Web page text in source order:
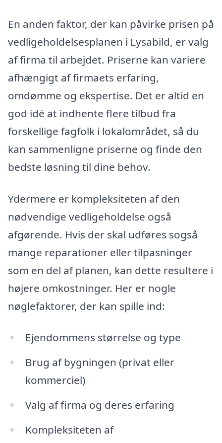
En anden faktor, der kan påvirke prisen på
vedligeholdelsesplanen i Lysabild, er valg
af firma til arbejdet. Priserne kan variere
afhængigt af firmaets erfaring,
omdømme og ekspertise. Det er altid en
god idé at indhente flere tilbud fra
forskellige fagfolk i lokalområdet, så du
kan sammenligne priserne og finde den
bedste løsning til dine behov.
Ydermere er kompleksiteten af den
nødvendige vedligeholdelse også
afgørende. Hvis der skal udføres sogså
mange reparationer eller tilpasninger
som en del af planen, kan dette resultere i
højere omkostninger. Her er nogle
nøglefaktorer, der kan spille ind:
Ejendommens størrelse og type
Brug af bygningen (privat eller
kommerciel)
Valg af firma og deres erfaring
Kompleksiteten af